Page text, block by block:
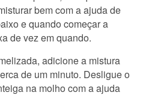
bem com a ajuda de
e quando começar a
de vez em quando.
adicione a mistura
de um minuto. Desligue o
na molho com a ajuda